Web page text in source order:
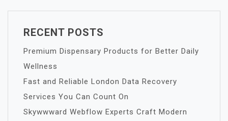
RECENT POSTS
Premium Dispensary Products for Better Daily
Wellness
Fast and Reliable London Data Recovery
Services You Can Count On
Skywwward Webflow Experts Craft Modern